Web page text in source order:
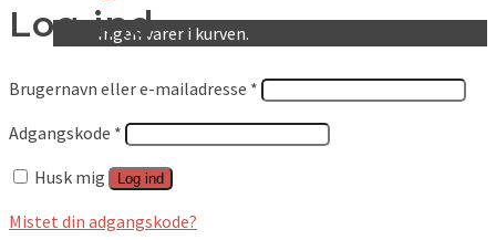
Ingen varer i kurven.
Log ind
Brugernavn eller e-mailadresse *
Adgangskode *
Husk mig
Log ind
Mistet din adgangskode?